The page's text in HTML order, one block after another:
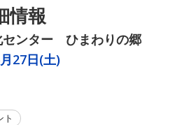
情報
センター ひまわりの郷
27日(土)
ト